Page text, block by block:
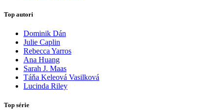
Top autori
Dominik Dán
Julie Caplin
Rebecca Yarros
Ana Huang
Sarah J. Maas
Táňa Keleová Vasilková
Lucinda Riley
Top série